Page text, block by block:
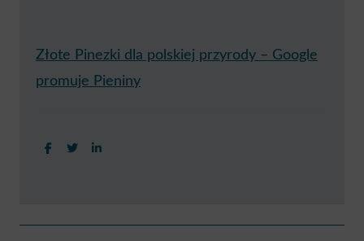
Złote Pinezki dla polskiej przyrody – Google
promuje Pieniny